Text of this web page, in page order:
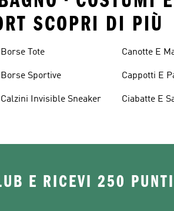
SCOPRI DI PIÙ
Borse Tote
Borse Sportive
Calzini Invisible Sneaker
Canotte E
Cappotti E
Ciabatte E
E RICEVI 250